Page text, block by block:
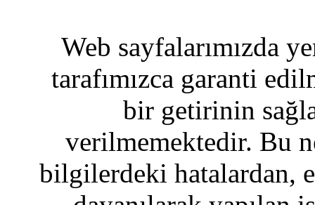
Web sayfalarımızda
tarafımızca garanti
bir getirinin
verilmemektedir. Bu
bilgilerdeki hatalardan,